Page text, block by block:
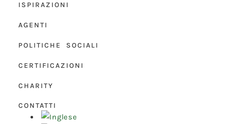
ISPIRAZIONI
AGENTI
POLITICHE SOCIALI
CERTIFICAZIONI
CHARITY
CONTATTI